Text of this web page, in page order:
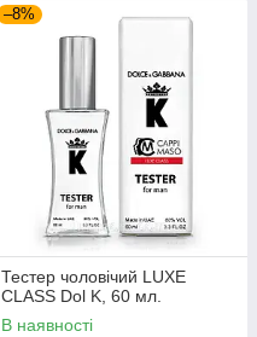
–8%
Тестер чоловічий LUXE
CLASS Dol K, 60 мл.
В наявності